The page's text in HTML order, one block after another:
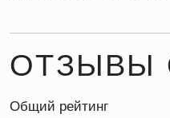
ОТЗЫВЫ
Общий рейтинг